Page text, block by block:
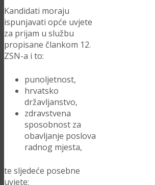
Kandidati moraju
ispunjavati opće uvjete
za prijam u službu
propisane člankom 12.
ZSN-a i to:
punoljetnost,
hrvatsko
državljanstvo,
zdravstvena
sposobnost za
obavljanje poslova
radnog mjesta,
te sljedeće posebne
uvjete: